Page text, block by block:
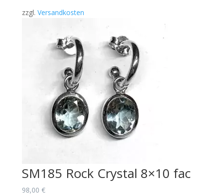
zzgl. Versandkosten
SM185 Rock Crystal 8×10 fac
98,00 €